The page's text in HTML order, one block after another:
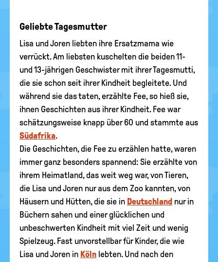
Geliebte Tagesmutter
Lisa und Joren liebten ihre Ersatzmama wie
verrückt. Am liebsten kuschelten die beiden 11-
und 13-jährigen Geschwister mit ihrer Tagesmutti,
die sie schon seit ihrer Kindheit begleitete. Und
während sie das taten, erzählte Fee, so hieß sie,
ihnen Geschichten aus ihrer Kindheit. Fee war
schätzungsweise knapp über 60 und stammte aus
Südafrika.
Die Geschichten, die Fee zu erzählen hatte, waren
immer ganz besonders spannend: Sie erzählte von
ihrem Heimatland, das weit weg war, von Tieren,
die Lisa und Joren nur aus dem Zoo kannten, von
Häusern und Hütten, die sie in Deutschland nur in
Büchern sahen und einer glücklichen und
unbeschwerten Kindheit mit viel Zeit und wenig
Spielzeug. Fast unvorstellbar für Kinder, die wie
Lisa und Joren in Köln lebten. Und nach den